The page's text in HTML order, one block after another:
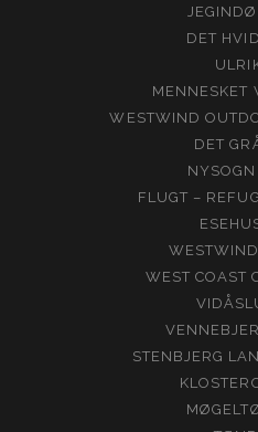
DET
MENNESKET
WESTWIND
DET
NYSOGN
FLUGT –
WEST COAST
STENBJERG